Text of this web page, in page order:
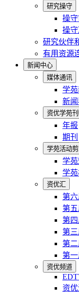
研究操守
操
操守
研究伙伴
有用资源
新闻中心
媒体通讯
学
新
资优学苑
年报
期刊
学苑活动
学
学
资优汇
第
第
第
第
第
第
资优频道
资